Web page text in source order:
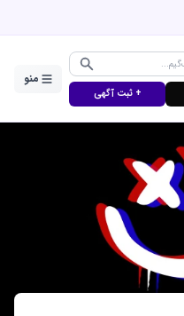
+ ثبت آگهی
منو